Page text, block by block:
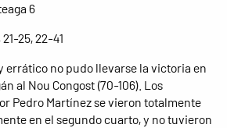
6
21-25, 22-41
errático no pudo llevarse la victoria en
al Nou Congost (70-106). Los
Pedro Martínez se vieron totalmente
en el segundo cuarto, y no tuvieron